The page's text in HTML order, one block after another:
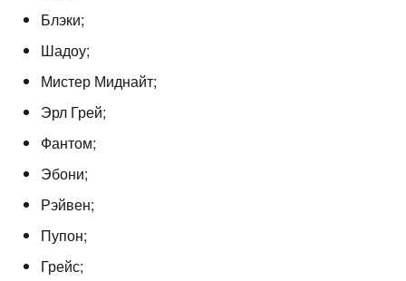
Блэки;
Шадоу;
Мистер Миднайт;
Эрл Грей;
Фантом;
Эбони;
Рэйвен;
Пупон;
Грейс;